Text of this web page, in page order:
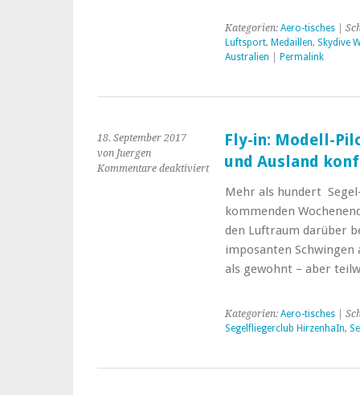
Kategorien: Aero-tisches|
Luftsport, Medaillen, Skydive
Australien
Permalink
18. September 2017
von Juergen
Kommentare deaktiviertfür
Modell-
Piloten
konferieren
Fly-in: Modell-
und Ausland
Mehr als hundert
kommenden
den Luftraum darüber
imposanten
als gewohnt – aber
Kategorien: Aero-tisches|
Segelfliegerclub HirzenhaIn,